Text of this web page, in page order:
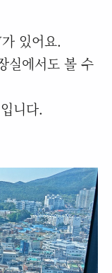
있어요.
실에서도 볼 수
니다.